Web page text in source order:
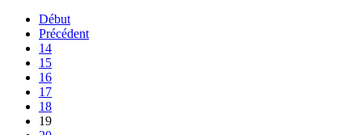
Début
Précédent
14
15
16
17
18
19